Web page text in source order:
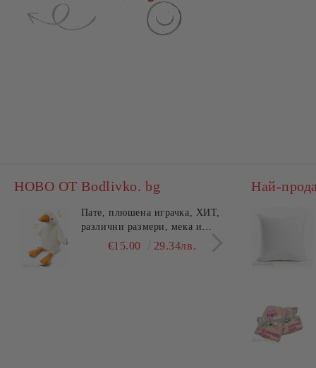
НОВО ОТ Bodlivko. bg
Пате, плюшена играчка, ХИТ,
различни размери, мека и
гушлива€15.00 29.34лв.
Най-